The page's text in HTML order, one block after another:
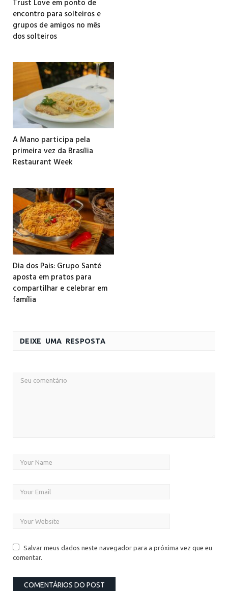
Trust Love em ponto de
encontro para solteiros e
grupos de amigos no mês
dos solteiros
A Mano participa pela
primeira vez da Brasília
Restaurant Week
Dia dos Pais: Grupo Santé
aposta em pratos para
compartilhar e celebrar em
família
DEIXE UMA RESPOSTA
Salvar meus dados neste navegador para a próxima vez que eu
comentar.